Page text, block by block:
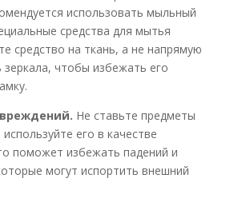
использовать мыльный
средства для мытья
средство на ткань, а не напрямую
зеркала, чтобы избежать его
Не ставьте предметы
его в качестве
поможет избежать падений и
могут испортить внешний